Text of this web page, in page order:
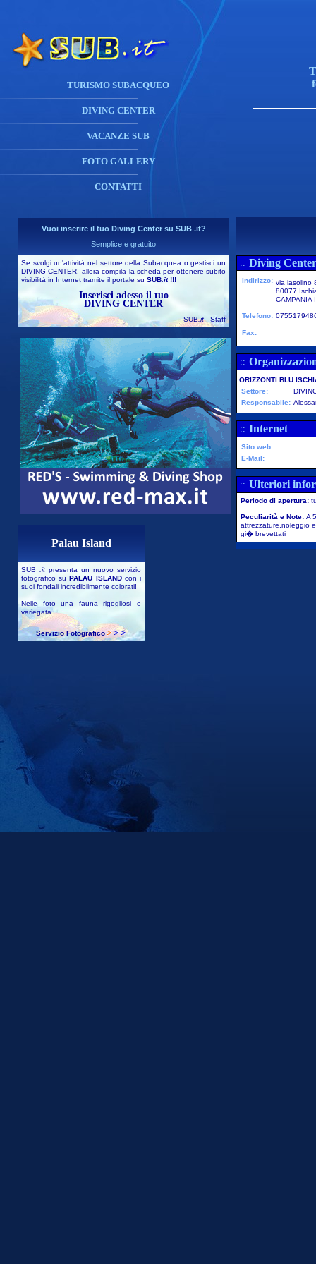
TURISMO SUBACQUEO
DIVING CENTER
VACANZE SUB
FOTO GALLERY
CONTATTI
Vuoi inserire il tuo Diving Center su SUB .it?
Semplice e gratuito
Se svolgi un'attività nel settore della Subacquea o gestisci un
DIVING CENTER, allora compila la scheda per ottenere subito
visibilità in Internet tramite il portale su SUB .it!!!
Inserisci adesso il tuo
DIVING CENTER
SUB.it- Staff
Palau Island
SUB .it presenta un nuovo servizio
fotografico suPALAU ISLANDcon i
suoi fondali incredibilmente colorati!
Nelle foto una fauna rigogliosi e
variegata...
Servizio Fotografico
:: Diving
Indirizzo: via iasolino
80077
CAMPANIA
Telefono:
Fax:
::
ORIZZONTI BLU
Settore:
Responsabile:
:: Internet
Sito web:
E-Mail:
:: Ulteriori
Periodo di apertura:
Peculiarità e Note: A
attrezzature,noleggio
gi� brevettati